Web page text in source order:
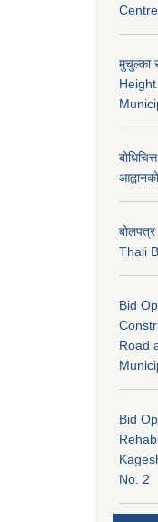
मुचुल्का
Thali
Bid
Road
Bid
No. 2